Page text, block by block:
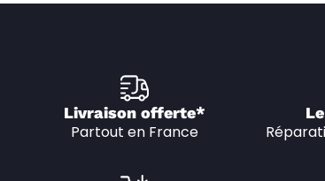
Livraison offerte*
Partout en France